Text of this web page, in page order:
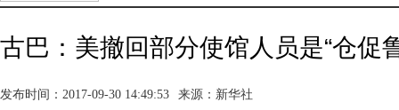
古巴：美撤回部分使馆人员是“仓促
发布时间：2017-09-30 14:49:53 来源：新华社